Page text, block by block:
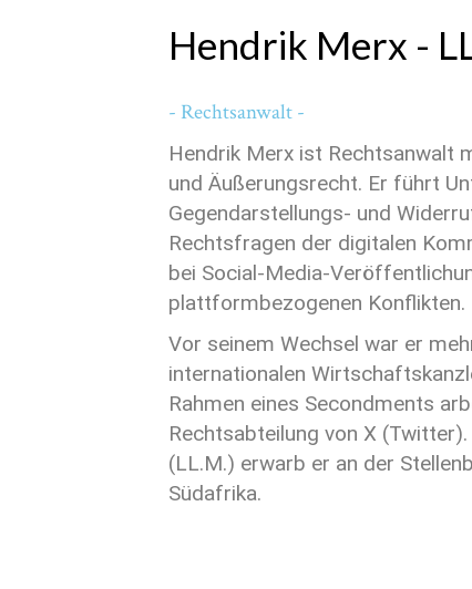
Hendrik Merx -
- Rechtsanwalt -
Hendrik Merx ist Rechtsanwalt
und Äußerungsrecht. Er führt
Gegendarstellungs- und
Rechtsfragen der digitalen
bei Social-Media-
plattformbezogenen Konflikten.
Vor seinem Wechsel war er
internationalen
Rahmen eines Secondments
Rechtsabteilung von X
(LL.M.) erwarb er an der
Südafrika.